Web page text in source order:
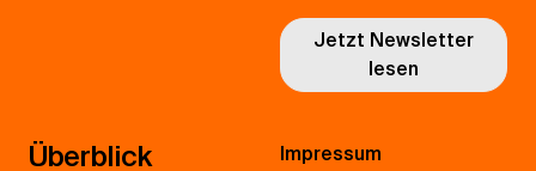
Jetzt Newsletter
lesen
Überblick
Impressum